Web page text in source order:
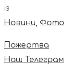
із
Новини, Фото
Пожертва
Наш Телеграм